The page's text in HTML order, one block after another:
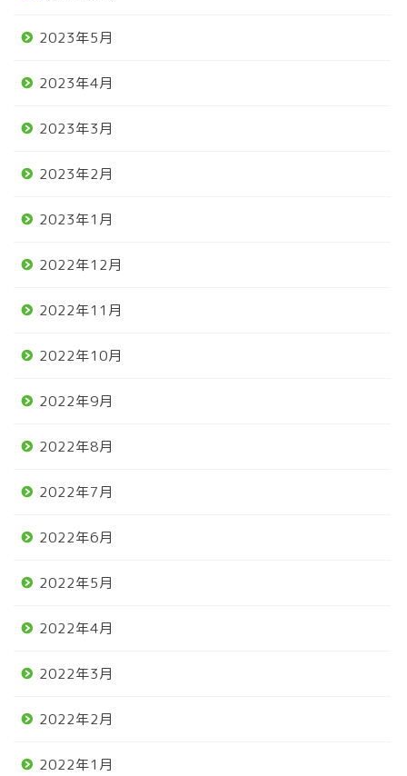
2023年5月
2023年4月
2023年3月
2023年2月
2023年1月
2022年12月
2022年11月
2022年10月
2022年9月
2022年8月
2022年7月
2022年6月
2022年5月
2022年4月
2022年3月
2022年2月
2022年1月